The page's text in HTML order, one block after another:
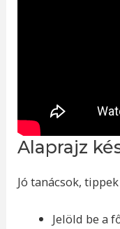
Alaprajz
Jó tanácsok,
Jelöld be a